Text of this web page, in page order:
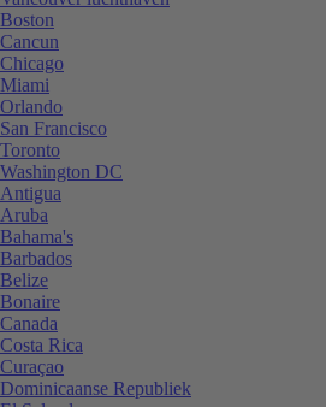
Boston
Cancun
Chicago
Miami
Orlando
San Francisco
Toronto
Washington DC
Antigua
Aruba
Bahama's
Barbados
Belize
Bonaire
Canada
Costa Rica
Curaçao
Dominicaanse Republiek